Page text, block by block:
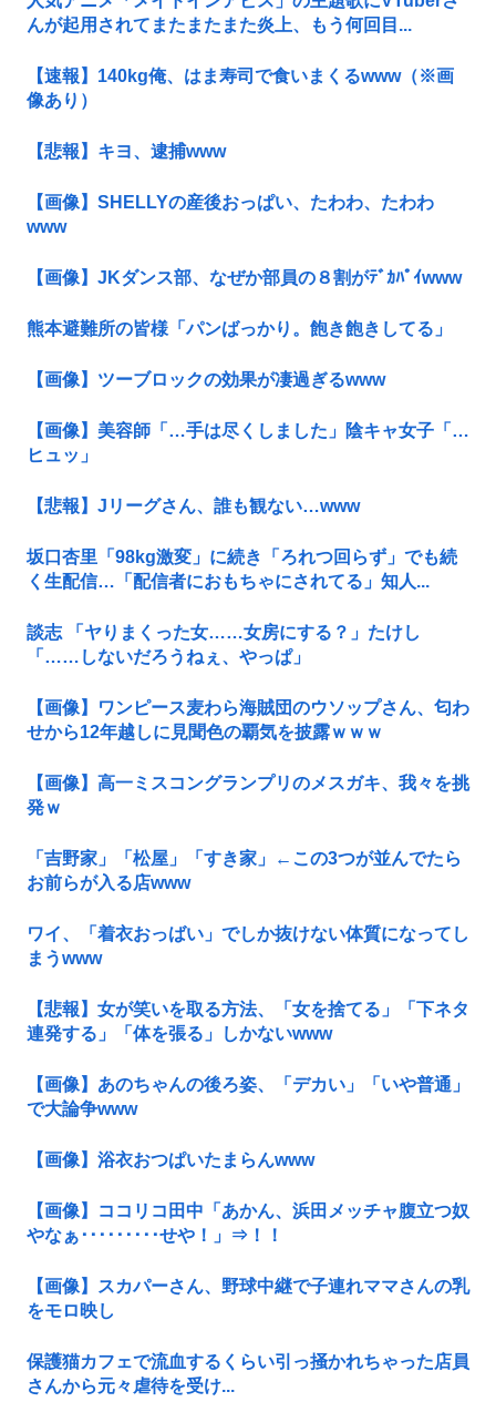
んが起用されてまたまたまた炎上、もう何回目...
【速報】140kg俺、はま寿司で食いまくるwww（※画
像あり）
【悲報】キヨ、逮捕www
【画像】SHELLYの産後おっぱい、たわわ、たわわ
www
【画像】JKダンス部、なぜか部員の８割がﾃﾞｶﾊﾟｲwww
熊本避難所の皆様「パンばっかり。飽き飽きしてる」
【画像】ツーブロックの効果が凄過ぎるwww
【画像】美容師「…手は尽くしました」陰キャ女子「…
ヒュッ」
【悲報】Jリーグさん、誰も観ない…www
坂口杏里「98kg激変」に続き「ろれつ回らず」でも続
く生配信…「配信者におもちゃにされてる」知人...
談志 「ヤりまくった女……女房にする？」たけし
「……しないだろうねぇ、やっぱ」
【画像】ワンピース麦わら海賊団のウソップさん、匂わ
せから12年越しに見聞色の覇気を披露ｗｗｗ
【画像】高一ミスコングランプリのメスガキ、我々を挑
発ｗ
「吉野家」「松屋」「すき家」←この3つが並んでたら
お前らが入る店www
ワイ、「着衣おっばい」でしか抜けない体質になってし
まうwww
【悲報】女が笑いを取る方法、「女を捨てる」「下ネタ
連発する」「体を張る」しかないwww
【画像】あのちゃんの後ろ姿、「デカい」「いや普通」
で大論争www
【画像】浴衣おつぱいたまらんwww
【画像】ココリコ田中「あかん、浜田メッチャ腹立つ奴
やなぁ･････････せや！」⇒！！
【画像】スカパーさん、野球中継で子連れママさんの乳
をモロ映し
保護猫カフェで流血するくらい引っ掻かれちゃった店員
さんから元々虐待を受け...